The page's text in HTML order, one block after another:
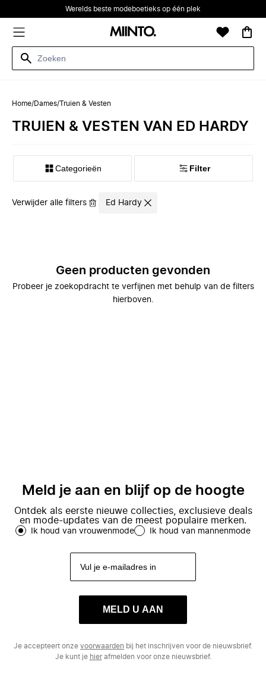
Werelds beste modeboetieks op één plek
Home/Dames/Truien & Vesten
TRUIEN & VESTEN VAN ED HARDY
Categorieën Filter
Verwijder alle filters Ed Hardy
Geen producten gevonden
Probeer je zoekopdracht te verfijnen met behulp van de filters
hierboven.
Meld je aan en blijf op de hoogte
Ontdek als eerste nieuwe collecties, exclusieve deals
en mode-updates van de meest populaire merken.
Ik houd van vrouwenmode Ik houd van mannenmode
MELD U AAN
Je accepteert onze voorwaarden bij het inschrijven voor de nieuwsbrief.
Je kunt je hierafmelden voor onze nieuwsbrief.